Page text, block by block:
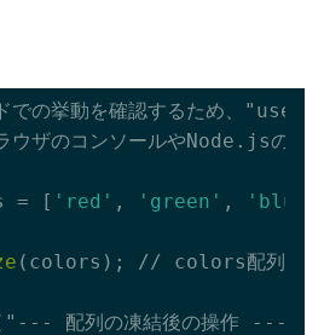
での挙動を確認するため、
ザのコンソールやNode.jsのモジ
= [ 'red' , 'green' , 'blue'
(colors); // colors配列を凍
配列の凍結後の操作 ---");